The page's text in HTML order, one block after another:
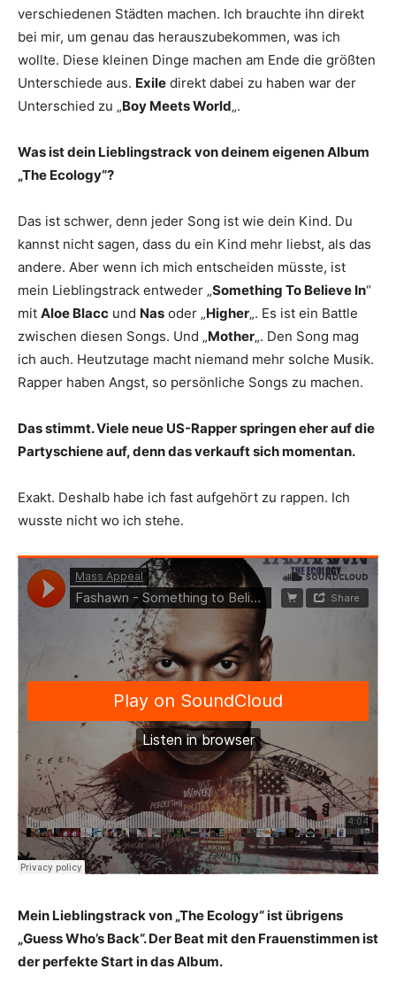
verschiedenen Städten machen. Ich brauchte ihn direkt
bei mir, um genau das herauszubekommen, was ich
wollte. Diese kleinen Dinge machen am Ende die größten
Unterschiede aus. Exile direkt dabei zu haben war der
Unterschied zu „Boy Meets World„.
Was ist dein Lieblingstrack von deinem eigenen Album
„The Ecology“?
Das ist schwer, denn jeder Song ist wie dein Kind. Du
kannst nicht sagen, dass du ein Kind mehr liebst, als das
andere. Aber wenn ich mich entscheiden müsste, ist
mein Lieblingstrack entweder „Something To Believe In“
mit Aloe Blacc und Nas oder „Higher„. Es ist ein Battle
zwischen diesen Songs. Und „Mother„. Den Song mag
ich auch. Heutzutage macht niemand mehr solche Musik.
Rapper haben Angst, so persönliche Songs zu machen.
Das stimmt. Viele neue US-Rapper springen eher auf die
Partyschiene auf, denn das verkauft sich momentan.
Exakt. Deshalb habe ich fast aufgehört zu rappen. Ich
wusste nicht wo ich stehe.
Mein Lieblingstrack von „The Ecology“ ist übrigens
„Guess Who’s Back“. Der Beat mit den Frauenstimmen ist
der perfekte Start in das Album.